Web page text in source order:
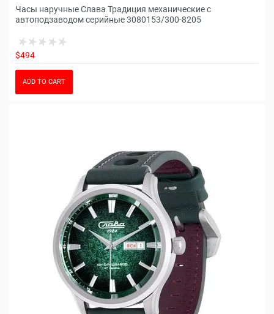
Часы наручные Слава Традиция механические с
автоподзаводом серийные 3080153/300-8205
$494
ADD TO CART